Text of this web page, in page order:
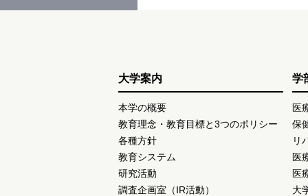
大学案内
本学の概要
教育理念・教育目標と3つのポリシー
各種方針
教育システム
研究活動
調査企画室（IR活動）
学
医
保
リ
医
医
大